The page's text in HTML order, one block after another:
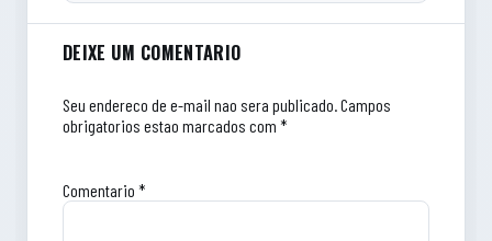
Comentarios do artigo
DEIXE UM COMENTARIO
Seu endereco de e-mail nao sera publicado. Campos
obrigatorios estao marcados com *
Comentario *